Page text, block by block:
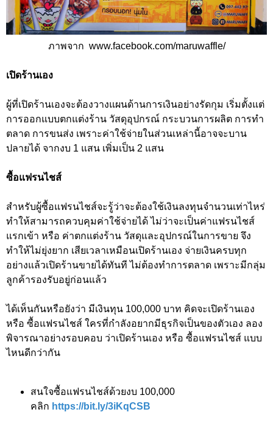
ภาพจาก www.facebook.com/maruwaffle/
เปิดร้านเอง
ผู้ที่เปิดร้านเองจะต้องวางแผนด้านการเงินอย่างรัดกุม เริ่มตั้งแต่
การออกแบบตกแต่งร้าน วัสดุอุปกรณ์ กระบวนการผลิต การทำ
ตลาด การขนส่ง เพราะค่าใช้จ่ายในส่วนเหล่านี้อาจจะบาน
ปลายได้ จากงบ 1 แสน เพิ่มเป็น 2 แสน
ซื้อแฟรนไชส์
สำหรับผู้ซื้อแฟรนไชส์จะรู้ว่าจะต้องใช้เงินลงทุนจำนวนเท่าไหร่
ทำให้สามารถควบคุมค่าใช้จ่ายได้ ไม่ว่าจะเป็นค่าแฟรนไชส์
แรกเข้า หรือ ค่าตกแต่งร้าน วัสดุและอุปกรณ์ในการขาย จึง
ทำให้ไม่ยุ่งยาก เสียเวลาเหมือนเปิดร้านเอง จ่ายเงินครบทุก
อย่างแล้วเปิดร้านขายได้ทันที ไม่ต้องทำการตลาด เพราะมีกลุ่ม
ลูกค้ารองรับอยู่ก่อนแล้ว
ได้เห็นกันหรือยังว่า มีเงินทุน 100,000 บาท คิดจะเปิดร้านเอง
หรือ ซื้อแฟรนไชส์ ใครที่กำลังอยากมีธุรกิจเป็นของตัวเอง ลอง
พิจารณาอย่างรอบคอบ ว่าเปิดร้านเอง หรือ ซื้อแฟรนไชส์ แบบ
ไหนดีกว่ากัน
สนใจซื้อแฟรนไชส์ด้วยงบ 100,000
คลิก https://bit.ly/3iKqCSB